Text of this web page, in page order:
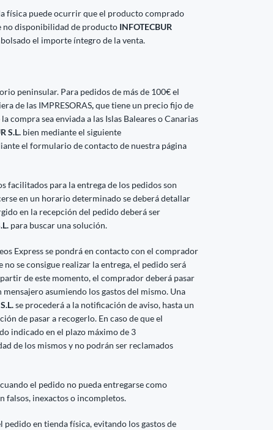
física puede ocurrir que el producto comprado
no disponibilidad de producto INFOTECBUR
el importe íntegro de la venta.
peninsular. Para pedidos de más de 100€ el
de las IMPRESORAS,que tiene un precio fijo de
compra sea enviada a las Islas Baleares o Canarias
S.L. bien mediante el siguiente
el formulario de contacto de nuestra página
facilitados para la entrega de los pedidos son
en un horario determinado se deberá detallar
en la recepción del pedido deberá ser
para buscar una solución.
Express se pondrá en contacto con el comprador
se consigue realizar la entrega, el pedido será
de este momento, el comprador deberá pasar
asumiendo los gastos del mismo. Una
se procederá a la notificación de aviso, hasta un
de pasar a recogerlo. En caso de que el
indicado en el plazo máximo de 3
de los mismos y no podrán ser reclamados
el pedido no pueda entregarse como
falsos, inexactos o incompletos.
en tienda física, evitando los gastos de